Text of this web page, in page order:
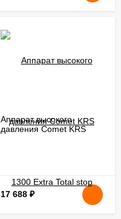
Аппарат высокого
давления Comet KRS
17 688 ₽